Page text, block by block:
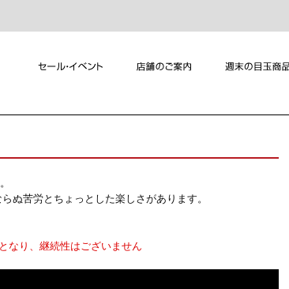
ぬ苦労とちょっとした楽しさがあります。
なり、継続性はございません